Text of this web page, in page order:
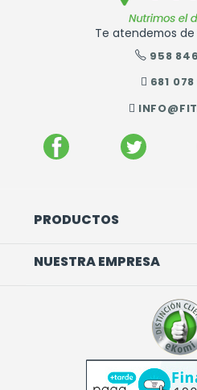
Te atendemos de
958
681
FACEBOOK
PRODUCTOS
NUESTRA EMPRESA